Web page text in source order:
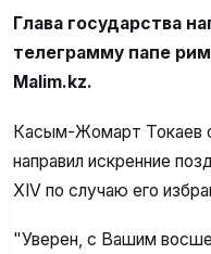
Глава государства
телеграмму папе
Malim.kz.
Касым-Жомарт Токаев
направил искренние
XIV по случаю его
"Уверен, с Вашим